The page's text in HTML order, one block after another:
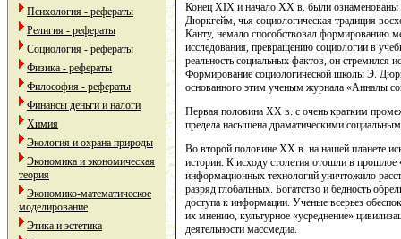
Психология - рефераты
Религия - рефераты
Социология - рефераты
Физика - рефераты
Философия - рефераты
Финансы деньги и налоги
Химия
Экология и охрана природы
Экономика и экономическая
теория
Экономико-математическое
моделирование
Этика и эстетика
Конец XIX и начало XX в. были ознаменованы
Дюркгейм, чья социологическая традиция
Канту, немало способствовал формированию
исследования, превращению социологии в
реальность социальных фактов, он стремился
Формирование социологической школы Э.
основанного этим ученым журнала «Анналы
Первая половина XX в. с очень кратким
предела насыщена драматическими
Во второй половине XX в. на нашей планете
истории. К исходу столетия отошли в прошлое
информационных технологий уничтожило
разряд глобальных. Богатство и бедность
доступа к информации. Ученые всерьез
их мнению, культурное «усреднение»
деятельности массмедиа.